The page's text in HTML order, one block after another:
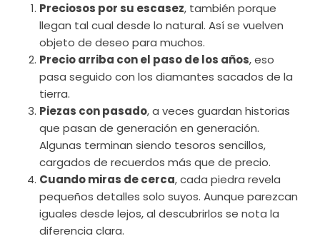
Preciosos por su escasez, también porque
llegan tal cual desde lo natural. Así se vuelven
objeto de deseo para muchos.
Precio arriba con el paso de los años, eso
pasa seguido con los diamantes sacados de la
tierra.
Piezas con pasado, a veces guardan historias
que pasan de generación en generación.
Algunas terminan siendo tesoros sencillos,
cargados de recuerdos más que de precio.
Cuando miras de cerca, cada piedra revela
pequeños detalles solo suyos. Aunque parezcan
iguales desde lejos, al descubrirlos se nota la
diferencia clara.